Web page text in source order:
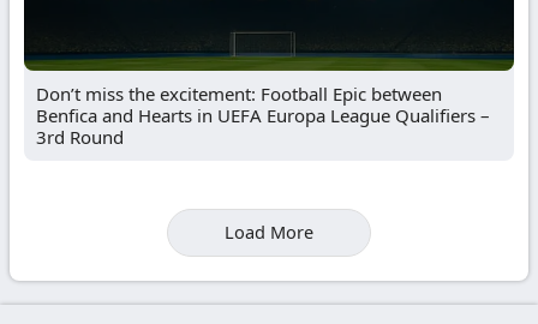
Don’t miss the excitement: Football Epic between
Benfica and Hearts in UEFA Europa League Qualifiers –
3rd Round
Load More